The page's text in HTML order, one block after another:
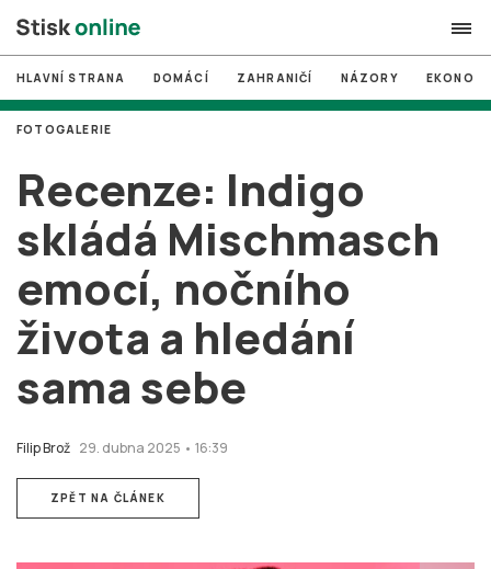
search
# MUNI
# Brno
# volby
login PŘIHLÁSIT SE
Zapomněli jste heslo?
HLAVNÍ STRANA DOMÁCÍ ZAHRANIČÍ NÁZORY
Recenze: Indigo
skládá Mischmasch
emocí, nočního
života a hledání
sama sebe
Filip Brož 29. dubna 2025 • 16:39
FOTOGALERIE
ZPĚT NA ČLÁNEK